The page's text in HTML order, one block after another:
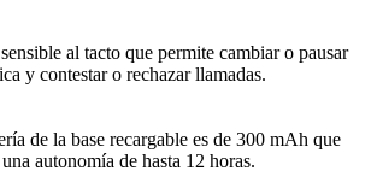
al tacto que permite cambiar o pausar
y contestar o rechazar llamadas.
de la base recargable es de 300 mAh que
autonomía de hasta 12 horas.